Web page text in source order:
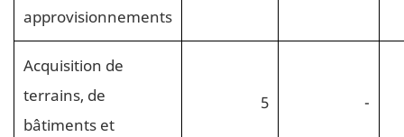
approvisionnements
Acquisition de
terrains, de
bâtiments et
5 -